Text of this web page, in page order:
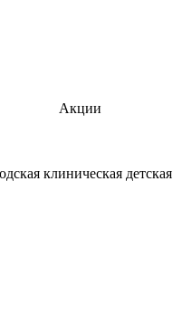
Акции
клиническая детская